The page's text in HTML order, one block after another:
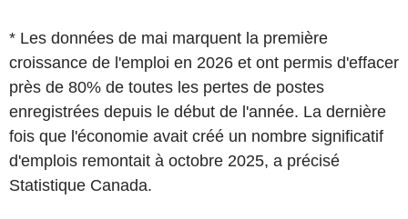
* Les données de mai marquent la première
croissance de l'emploi en 2026 et ont permis d'effacer
près de 80% de toutes les pertes de postes
enregistrées depuis le début de l'année. La dernière
fois que l'économie avait créé un nombre significatif
d'emplois remontait à octobre 2025, a précisé
Statistique Canada.